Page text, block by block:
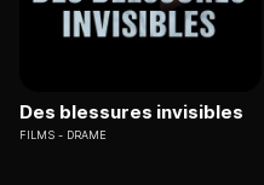
Des blessures invisibles
FILMS DRAME